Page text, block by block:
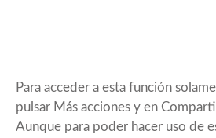
Para acceder a esta función
pulsar Más acciones y en
Aunque para poder hacer uso de